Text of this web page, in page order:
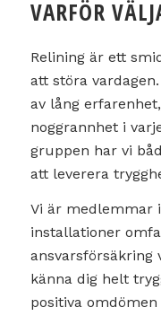
VARFÖR
Relining är ett
att störa
av lång
noggrannhet i
gruppen har vi
att leverera
Vi är medlemmar
installationer
ansvarsförsäkring
känna dig helt
positiva